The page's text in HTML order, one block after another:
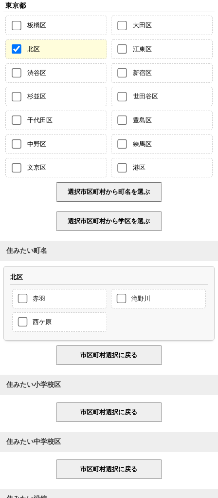
東京都
板橋区 大田区
北区 江東区
渋谷区 新宿区
杉並区 世田谷区
千代田区 豊島区
中野区 練馬区
文京区 港区
住みたい町名
北区
赤羽 滝野川
西ケ原
住みたい小学校区
住みたい中学校区